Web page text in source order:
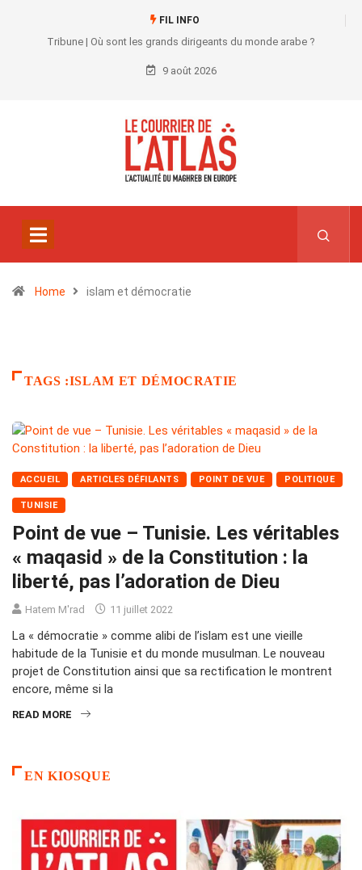
FIL INFO
Tribune | Où sont les grands dirigeants du monde arabe ?
9 août 2026
Home islam et démocratie
TAGS :ISLAM ET DÉMOCRATIE
ACCUEIL ARTICLES DÉFILANTS POINT DE VUE POLITIQUE
TUNISIE
Point de vue – Tunisie. Les véritables
« maqasid » de la Constitution : la
liberté, pas l’adoration de Dieu
Hatem M'rad 11 juillet 2022
La « démocratie » comme alibi de l’islam est une vieille
habitude de la Tunisie et du monde musulman. Le nouveau
projet de Constitution ainsi que sa rectification le montrent
encore, même si la
READ MORE
EN KIOSQUE